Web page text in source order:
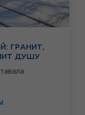
ГРАНИТ,
ДУШУ